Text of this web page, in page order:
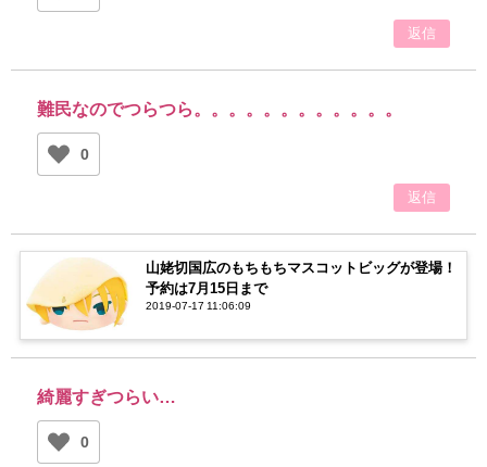
返信
難民なのでつらつら。。。。。。。。。。。。
0
返信
山姥切国広のもちもちマスコットビッグが登場！
予約は7月15日まで
2019-07-17 11:06:09
綺麗すぎつらい…
0